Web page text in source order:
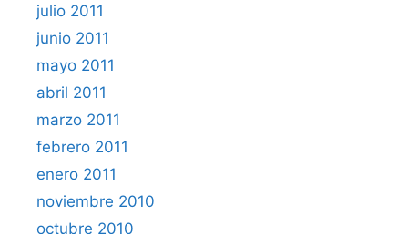
julio 2011
junio 2011
mayo 2011
abril 2011
marzo 2011
febrero 2011
enero 2011
noviembre 2010
octubre 2010